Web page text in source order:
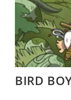
BIRD